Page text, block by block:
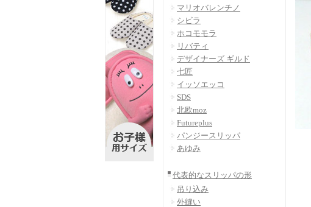
マリオバレンチノ
シビラ
ホコモモラ
リバティ
デザイナーズ ギルド
七匠
イッソエッコ
SDS
北欧moz
Futureplus
パンジースリッパ
あゆみ
代表的なスリッパの形
吊り込み
外縫い